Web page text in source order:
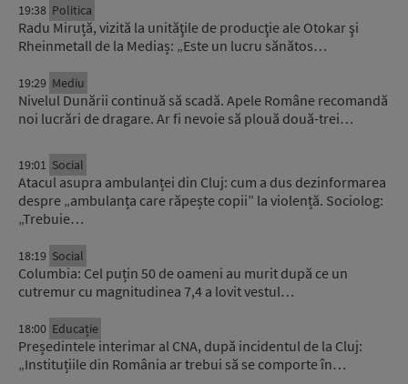
19:38 Politica
Radu Miruță, vizită la unităţile de producţie ale Otokar şi
Rheinmetall de la Mediaș: „Este un lucru sănătos…
19:29 Mediu
Nivelul Dunării continuă să scadă. Apele Române recomandă
noi lucrări de dragare. Ar fi nevoie să plouă două-trei…
19:01 Social
Atacul asupra ambulanței din Cluj: cum a dus dezinformarea
despre „ambulanța care răpește copii” la violență. Sociolog:
„Trebuie…
18:19 Social
Columbia: Cel puțin 50 de oameni au murit după ce un
cutremur cu magnitudinea 7,4 a lovit vestul…
18:00 Educație
Președintele interimar al CNA, după incidentul de la Cluj:
„Instituțiile din România ar trebui să se comporte în…